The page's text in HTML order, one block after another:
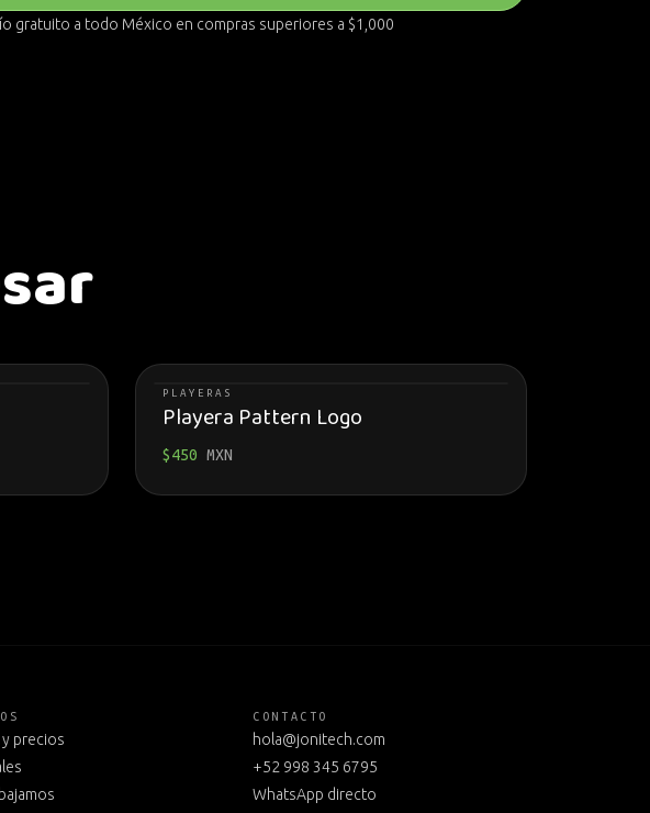
gratuito a todo México en compras superiores a $1,000
PLAYERAS
Playera Pattern Logo
$450 MXN
precios
CONTACTO
hola@jonitech.com
+52 998 345 6795
WhatsApp directo